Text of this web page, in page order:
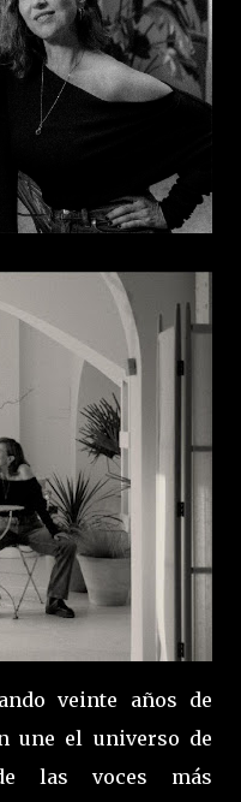
veinte años de
une el universo de
las voces más